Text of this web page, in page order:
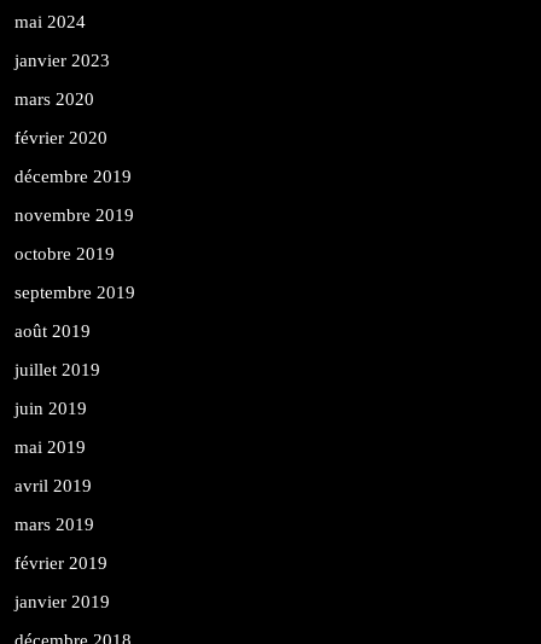
mai 2024
janvier 2023
mars 2020
février 2020
décembre 2019
novembre 2019
octobre 2019
septembre 2019
août 2019
juillet 2019
juin 2019
mai 2019
avril 2019
mars 2019
février 2019
janvier 2019